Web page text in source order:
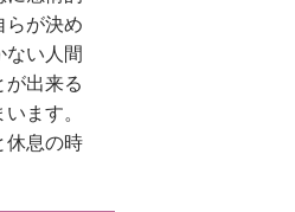
らが決め
ない人間
が出来る
ます。
休息の時